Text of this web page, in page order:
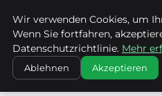
LES CHARMANTS
STARTSEITE FINANZEN &
Wir verwenden Cookies, um
Wenn Sie fortfahren,
Datenschutzrichtlinie. Mehr
Ablehnen Akzeptieren